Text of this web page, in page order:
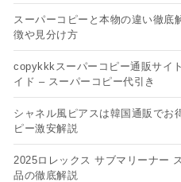
スーパーコピーと本物の違い徹
徴や見分け方
copykkkスーパーコピー通販サイ
イド – スーパーコピー代引き
シャネル風ピアスは韓国通販でお
ピー​激安解説
2025ロレックス サブマリーナー
品の徹底解説